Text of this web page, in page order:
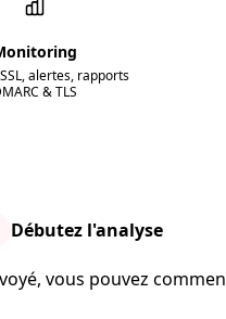
alertes, rapports
& TLS
Débutez l'analyse
vous pouvez